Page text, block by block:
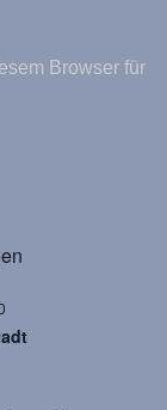
Browser für